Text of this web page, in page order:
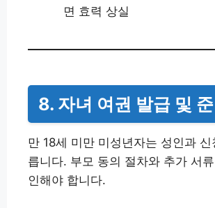
면 효력 상실
8. 자녀 여권 발급 및
만 18세 미만 미성년자는 성인과
릅니다. 부모 동의 절차와 추가 서
인해야 합니다.